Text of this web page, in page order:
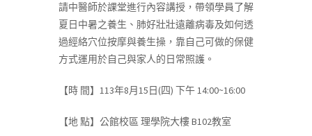
請中醫師於課堂進行內容講授，帶領學員了解
夏日中暑之養生、肺好壯壯遠離病毒及如何透
過經絡穴位按摩與養生操，靠自己可做的保健
方式運用於自己與家人的日常照護。
【時 間】113年8月15日(四) 下午 14:00~16:00
【地 點】公館校區 理學院大樓 B102教室